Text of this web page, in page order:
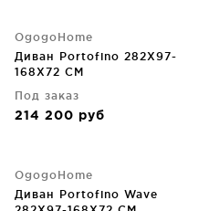
OgogoHome
Диван Portofino 282X97-
168X72 CM
Под заказ
214 200 руб
OgogoHome
Диван Portofino Wave